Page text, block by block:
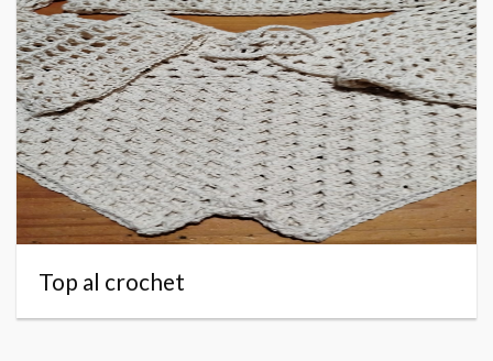
Top al crochet